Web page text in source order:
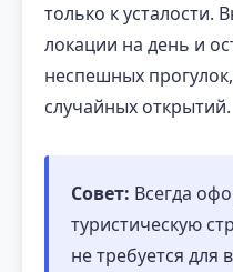
только к усталости.
локации на день и
неспешных
случайных открытий.
Совет: Всегда
туристическую
не требуется для